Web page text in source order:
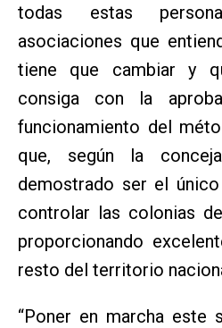
todas estas
asociaciones que
tiene que cambiar y
consiga con la
funcionamiento del
que, según la
demostrado ser el
controlar las colonias
proporcionando
resto del territorio
“Poner en marcha este